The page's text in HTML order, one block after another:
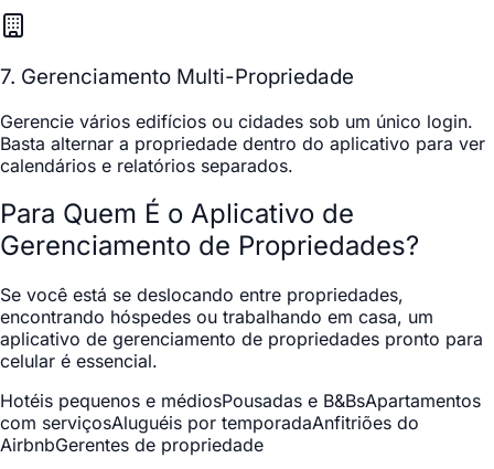
7. Gerenciamento Multi-Propriedade
Gerencie vários edifícios ou cidades sob um único login.
Basta alternar a propriedade dentro do aplicativo para ver
calendários e relatórios separados.
Para Quem É o Aplicativo de
Gerenciamento de Propriedades?
Se você está se deslocando entre propriedades,
encontrando hóspedes ou trabalhando em casa, um
aplicativo de gerenciamento de propriedades pronto para
celular é essencial.
Hotéis pequenos e médiosPousadas e B&BsApartamentos
com serviçosAluguéis por temporadaAnfitriões do
AirbnbGerentes de propriedade